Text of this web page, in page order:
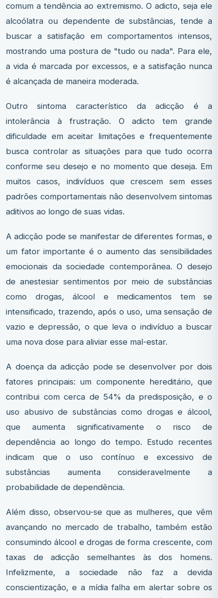
comum a tendência ao extremismo. O adicto, seja ele
alcoólatra ou dependente de substâncias, tende a
buscar a satisfação em comportamentos intensos,
mostrando uma postura de "tudo ou nada". Para ele,
a vida é marcada por excessos, e a satisfação nunca
é alcançada de maneira moderada.
Outro sintoma característico da adicção é a
intolerância à frustração. O adicto tem grande
dificuldade em aceitar limitações e frequentemente
busca controlar as situações para que tudo ocorra
conforme seu desejo e no momento que deseja. Em
muitos casos, indivíduos que crescem sem esses
padrões comportamentais não desenvolvem sintomas
aditivos ao longo de suas vidas.
A adicção pode se manifestar de diferentes formas, e
um fator importante é o aumento das sensibilidades
emocionais da sociedade contemporânea. O desejo
de anestesiar sentimentos por meio de substâncias
como drogas, álcool e medicamentos tem se
intensificado, trazendo, após o uso, uma sensação de
vazio e depressão, o que leva o indivíduo a buscar
uma nova dose para aliviar esse mal-estar.
A doença da adicção pode se desenvolver por dois
fatores principais: um componente hereditário, que
contribui com cerca de 54% da predisposição, e o
uso abusivo de substâncias como drogas e álcool,
que aumenta significativamente o risco de
dependência ao longo do tempo. Estudo recentes
indicam que o uso contínuo e excessivo de
substâncias aumenta consideravelmente a
probabilidade de dependência.
Além disso, observou-se que as mulheres, que vêm
avançando no mercado de trabalho, também estão
consumindo álcool e drogas de forma crescente, com
taxas de adicção semelhantes às dos homens.
Infelizmente, a sociedade não faz a devida
conscientização, e a mídia falha em alertar sobre os